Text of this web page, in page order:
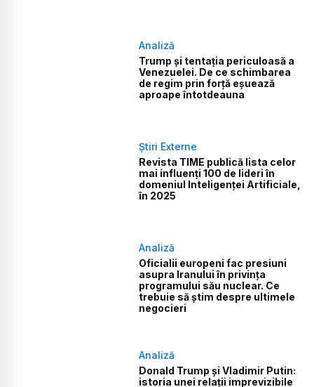
Analiză
Trump și tentația periculoasă a
Venezuelei. De ce schimbarea
de regim prin forță eșuează
aproape întotdeauna
Știri Externe
Revista TIME publică lista celor
mai influenți 100 de lideri în
domeniul Inteligenței Artificiale,
în 2025
Analiză
Oficialii europeni fac presiuni
asupra Iranului în privința
programului său nuclear. Ce
trebuie să știm despre ultimele
negocieri
Analiză
Donald Trump și Vladimir Putin:
istoria unei relații imprevizibile